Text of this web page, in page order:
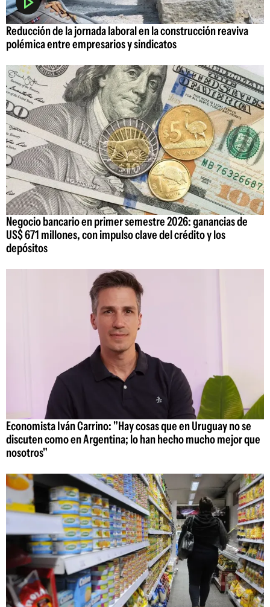
Reducción de la jornada laboral en la construcción reaviva
polémica entre empresarios y sindicatos
Negocio bancario en primer semestre 2026: ganancias de
US$ 671 millones, con impulso clave del crédito y los
depósitos
Economista Iván Carrino: "Hay cosas que en Uruguay no se
discuten como en Argentina; lo han hecho mucho mejor que
nosotros"